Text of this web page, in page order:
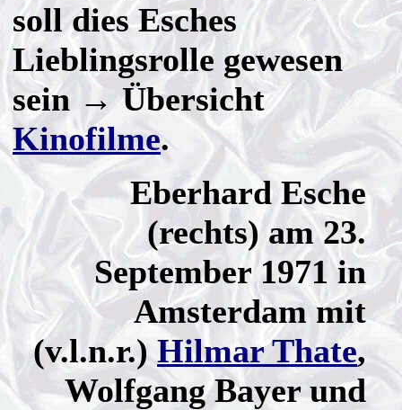
soll dies Esches
Lieblingsrolle gewesen
sein → Übersicht
Kinofilme.
Eberhard Esche
(rechts) am 23.
September 1971 in
Amsterdam mit
(v.l.n.r.)Hilmar Thate,
Wolfgang Bayer und